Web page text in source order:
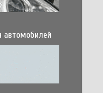
автомобилей